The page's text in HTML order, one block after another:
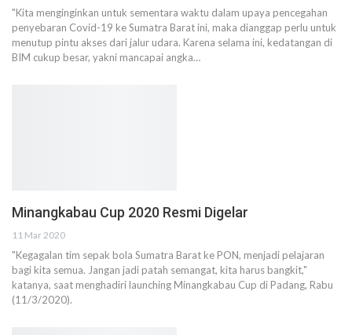
"Kita menginginkan untuk sementara waktu dalam upaya pencegahan
penyebaran Covid-19 ke Sumatra Barat ini, maka dianggap perlu untuk
menutup pintu akses dari jalur udara. Karena selama ini, kedatangan di
BIM cukup besar, yakni mancapai angka…
Minangkabau Cup 2020 Resmi Digelar
11 Mar 2020
"Kegagalan tim sepak bola Sumatra Barat ke PON, menjadi pelajaran
bagi kita semua. Jangan jadi patah semangat, kita harus bangkit,"
katanya, saat menghadiri launching Minangkabau Cup di Padang, Rabu
(11/3/2020).